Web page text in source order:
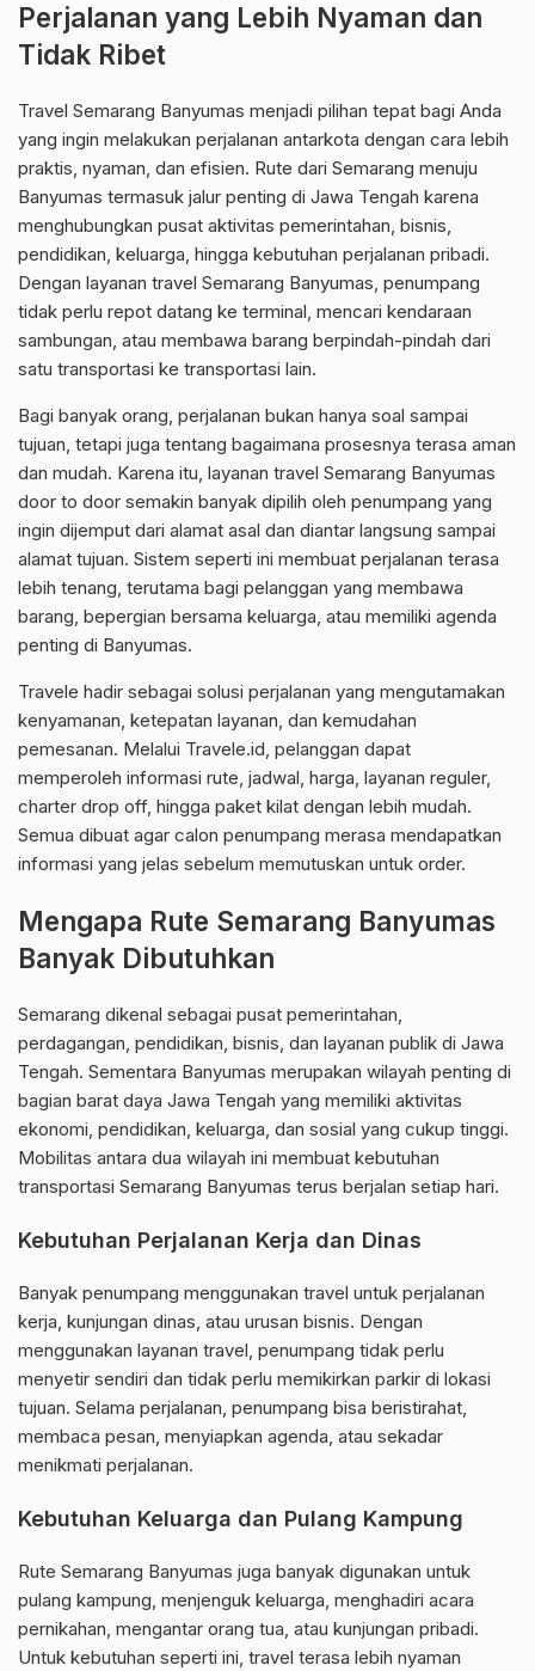
Perjalanan yang Lebih Nyaman dan
Tidak Ribet
Travel Semarang Banyumas menjadi pilihan tepat bagi Anda
yang ingin melakukan perjalanan antarkota dengan cara lebih
praktis, nyaman, dan efisien. Rute dari Semarang menuju
Banyumas termasuk jalur penting di Jawa Tengah karena
menghubungkan pusat aktivitas pemerintahan, bisnis,
pendidikan, keluarga, hingga kebutuhan perjalanan pribadi.
Dengan layanan travel Semarang Banyumas, penumpang
tidak perlu repot datang ke terminal, mencari kendaraan
sambungan, atau membawa barang berpindah-pindah dari
satu transportasi ke transportasi lain.
Bagi banyak orang, perjalanan bukan hanya soal sampai
tujuan, tetapi juga tentang bagaimana prosesnya terasa aman
dan mudah. Karena itu, layanan travel Semarang Banyumas
door to door semakin banyak dipilih oleh penumpang yang
ingin dijemput dari alamat asal dan diantar langsung sampai
alamat tujuan. Sistem seperti ini membuat perjalanan terasa
lebih tenang, terutama bagi pelanggan yang membawa
barang, bepergian bersama keluarga, atau memiliki agenda
penting di Banyumas.
Travele hadir sebagai solusi perjalanan yang mengutamakan
kenyamanan, ketepatan layanan, dan kemudahan
pemesanan. Melalui Travele.id, pelanggan dapat
memperoleh informasi rute, jadwal, harga, layanan reguler,
charter drop off, hingga paket kilat dengan lebih mudah.
Semua dibuat agar calon penumpang merasa mendapatkan
informasi yang jelas sebelum memutuskan untuk order.
Mengapa Rute Semarang Banyumas
Banyak Dibutuhkan
Semarang dikenal sebagai pusat pemerintahan,
perdagangan, pendidikan, bisnis, dan layanan publik di Jawa
Tengah. Sementara Banyumas merupakan wilayah penting di
bagian barat daya Jawa Tengah yang memiliki aktivitas
ekonomi, pendidikan, keluarga, dan sosial yang cukup tinggi.
Mobilitas antara dua wilayah ini membuat kebutuhan
transportasi Semarang Banyumas terus berjalan setiap hari.
Kebutuhan Perjalanan Kerja dan Dinas
Banyak penumpang menggunakan travel untuk perjalanan
kerja, kunjungan dinas, atau urusan bisnis. Dengan
menggunakan layanan travel, penumpang tidak perlu
menyetir sendiri dan tidak perlu memikirkan parkir di lokasi
tujuan. Selama perjalanan, penumpang bisa beristirahat,
membaca pesan, menyiapkan agenda, atau sekadar
menikmati perjalanan.
Kebutuhan Keluarga dan Pulang Kampung
Rute Semarang Banyumas juga banyak digunakan untuk
pulang kampung, menjenguk keluarga, menghadiri acara
pernikahan, mengantar orang tua, atau kunjungan pribadi.
Untuk kebutuhan seperti ini, travel terasa lebih nyaman